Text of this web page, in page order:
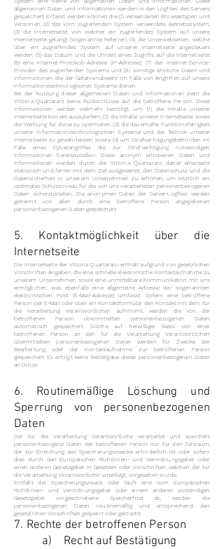
allgemeinen Daten und Informationen werden in den Logfiles des Servers
gespeichert. Erfasst werden können die (1) verwendeten Browsertypen und
Versionen, (2) das vom zugreifenden System verwendete Betriebssystem,
(3) die Internetseite, von welcher ein zugreifendes System auf unsere
Internetseite gelangt (sogenannte Referrer), (4) die Unterwebseiten, welche
über ein zugreifendes System auf unserer Internetseite angesteuert
werden, (5) das Datum und die Uhrzeit eines Zugriffs auf die Internetseite,
(6) eine Internet-Protokoll-Adresse (IP-Adresse), (7) der Internet-Service-
Provider des zugreifenden Systems und (8) sonstige ähnliche Daten und
Informationen, die der Gefahrenabwehr im Falle von Angriffen auf unsere
informationstechnologischen Systeme dienen.
Bei der Nutzung dieser allgemeinen Daten und Informationen zieht die
Vittoria Quartararo keine Rückschlüsse auf die betroffene Person. Diese
Informationen werden vielmehr benötigt, um (1) die Inhalte unserer
Internetseite korrekt auszuliefern, (2) die Inhalte unserer Internetseite sowie
die Werbung für diese zu optimieren, (3) die dauerhafte Funktionsfähigkeit
unserer informationstechnologischen Systeme und der Technik unserer
Internetseite zu gewährleisten sowie (4) um Strafverfolgungsbehörden im
Falle eines Cyberangriffes die zur Strafverfolgung notwendigen
Informationen bereitzustellen. Diese anonym erhobenen Daten und
Informationen werden durch die Vittoria Quartararo daher einerseits
statistisch und ferner mit dem Ziel ausgewertet, den Datenschutz und die
Datensicherheit in unserem Unternehmen zu erhöhen, um letztlich ein
optimales Schutzniveau für die von uns verarbeiteten personenbezogenen
Daten sicherzustellen. Die anonymen Daten der Server-Logfiles werden
getrennt von allen durch eine betroffene Person angegebenen
personenbezogenen Daten gespeichert.
5. Kontaktmöglichkeit über die
Internetseite
Die Internetseite der Vittoria Quartararo enthält aufgrund von gesetzlichen
Vorschriften Angaben, die eine schnelle elektronische Kontaktaufnahme zu
unserem Unternehmen sowie eine unmittelbare Kommunikation mit uns
ermöglichen, was ebenfalls eine allgemeine Adresse der sogenannten
elektronischen Post (E-Mail-Adresse) umfasst. Sofern eine betroffene
Person per E-Mail oder über ein Kontaktformular den Kontakt mit dem für
die Verarbeitung Verantwortlichen aufnimmt, werden die von der
betroffenen Person übermittelten personenbezogenen Daten
automatisch gespeichert. Solche auf freiwilliger Basis von einer
betroffenen Person an den für die Verarbeitung Verantwortlichen
übermittelten personenbezogenen Daten werden für Zwecke der
Bearbeitung oder der Kontaktaufnahme zur betroffenen Person
gespeichert. Es erfolgt keine Weitergabe dieser personenbezogenen Daten
an Dritte.
6. Routinemäßige Löschung und
Sperrung von personenbezogenen
Daten
Der für die Verarbeitung Verantwortliche verarbeitet und speichert
personenbezogene Daten der betroffenen Person nur für den Zeitraum,
der zur Erreichung des Speicherungszwecks erforderlich ist oder sofern
dies durch den Europäischen Richtlinien- und Verordnungsgeber oder
einen anderen Gesetzgeber in Gesetzen oder Vorschriften, welchen der für
die Verarbeitung Verantwortliche unterliegt, vorgesehen wurde.
Entfällt der Speicherungszweck oder läuft eine vom Europäischen
Richtlinien- und Verordnungsgeber oder einem anderen zuständigen
Gesetzgeber vorgeschriebene Speicherfrist ab, werden die
personenbezogenen Daten routinemäßig und entsprechend den
gesetzlichen Vorschriften gesperrt oder gelöscht.
7. Rechte der betroffenen Person
a) Recht auf Bestätigung